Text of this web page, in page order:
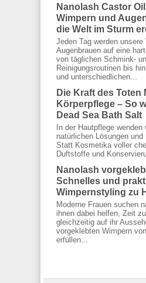
Nanolash Castor
Wimpern und
die Welt im Sturm
Jeden Tag werden unsere
Augenbrauen auf eine
von täglichen Schmink-
Reinigungsroutinen bis
und unterschiedlichen...
Die Kraft des Toten
Körperpflege – So
Dead Sea Bath Salt
In der Hautpflege
natürlichen Lösungen
Statt Kosmetika voller
Duftstoffe und
Nanolash
Schnelles und
Wimpernstyling zu
Moderne Frauen suchen
ihnen dabei helfen, Zeit
gleichzeitig auf ihr
vorgeklebten Wimpern
erfüllen...